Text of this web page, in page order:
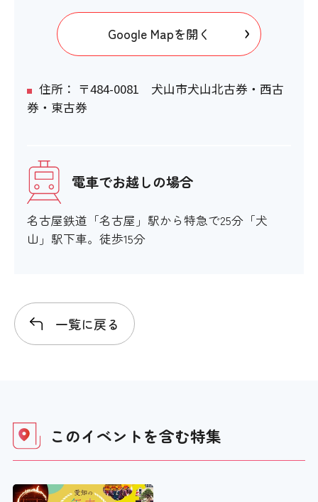
Google Mapを開く
住所： 〒484-0081 犬山市犬山北古券・西古
券・東古券
電車でお越しの場合
名古屋鉄道「名古屋」駅から特急で25分「犬
山」駅下車。徒歩15分
一覧に戻る
このイベントを含む特集